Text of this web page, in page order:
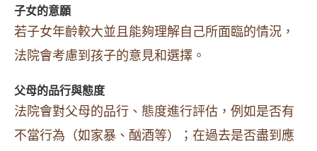
子女的意願
若子女年齡較大並且能夠理解自己所面臨的情況，
法院會考慮到孩子的意見和選擇。
父母的品行與態度
法院會對父母的品行、態度進行評估，例如是否有
不當行為（如家暴、酗酒等）；在過去是否盡到應